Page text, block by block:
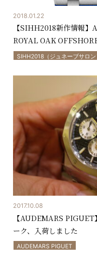
2018.01.22
【SIHH2018新作情報
ROYAL OAK
SIHH2018（ジュネーブサロ
2017.10.08
【AUDEMARS
ーク、入荷しました
AUDEMARS PIGUET